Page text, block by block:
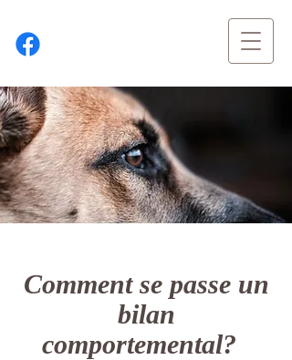
Comment se passe un
bilan
comportemental?